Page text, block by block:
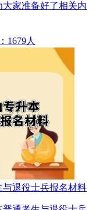
家准备好了相关内
1679人
与退役士兵报名材料